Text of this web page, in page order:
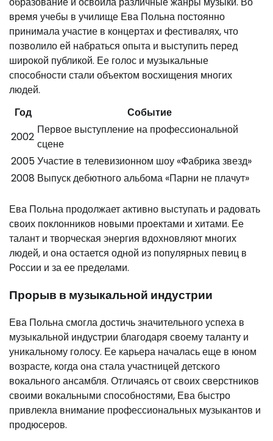
время учебы в училище Ева Польна постоянно
принимала участие в концертах и фестивалях, что
позволило ей набраться опыта и выступить перед
широкой публикой. Ее голос и музыкальные
способности стали объектом восхищения многих
людей.
Год
Событие
2002
Первое выступление на профессиональной
сцене
2005Участие в телевизионном шоу «Фабрика звезд»
2008 Выпуск дебютного альбома «Парни не плачут»
Ева Польна продолжает активно выступать и радовать
своих поклонников новыми проектами и хитами. Ее
талант и творческая энергия вдохновляют многих
людей, и она остается одной из популярных певиц в
России и за ее пределами.
Прорыв в музыкальной индустрии
Ева Польна смогла достичь значительного успеха в
музыкальной индустрии благодаря своему таланту и
уникальному голосу. Ее карьера началась еще в юном
возрасте, когда она стала участницей детского
вокального ансамбля. Отличаясь от своих сверстников
своими вокальными способностями, Ева быстро
привлекла внимание профессиональных музыкантов и
продюсеров.